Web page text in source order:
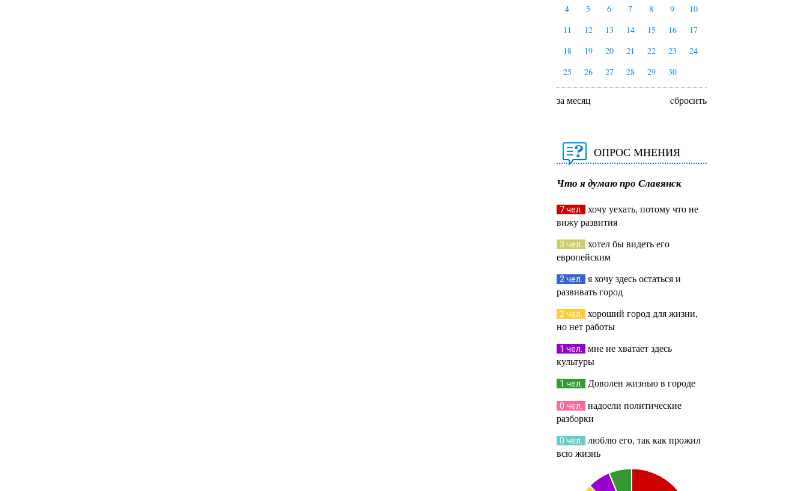
4
5 6 7 8 9
10
11
12 13 14 15 16
17
18
19 20 21 22 23
24
25
26 27 28 29 30
за месяц cбросить
ОПРОС МНЕНИЯ
Что я думаю про Славянск
7 чел.
хочу уехать, потому что не
вижу развития
3 чел.
хотел бы видеть его
европейским
2 чел.
я хочу здесь остаться и
развивать город
2 чел.
хороший город для жизни,
но нет работы
1 чел.
мне не хватает здесь
культуры
1 чел. Доволен жизнью в городе
0 чел.
надоели политические
разборки
0 чел.
люблю его, так как прожил
всю жизнь